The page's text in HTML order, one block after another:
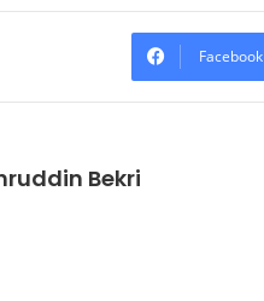
Facebook
Bekri